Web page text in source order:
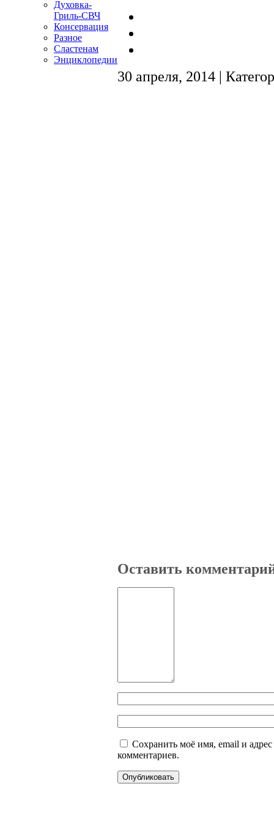
Духовка-
Гриль-СВЧ
Консервация
Разное
Сластенам
Энциклопедии
30 апреля, 2014 |
Оставить
Сохранить моё имя, email и
комментариев.